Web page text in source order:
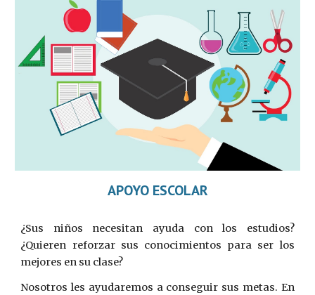
APOYO ESCOLAR
¿Sus niños necesitan ayuda con los estudios?
¿Quieren reforzar sus conocimientos para ser los
mejores en su clase?
Nosotros les ayudaremos a conseguir sus metas. En